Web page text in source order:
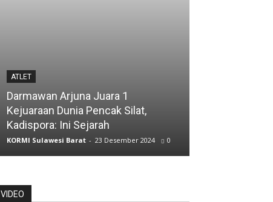
ATLET
Darmawan Arjuna Juara 1
Kejuaraan Dunia Pencak Silat,
Kadispora: Ini Sejarah
KORMI Sulawesi Barat - 23 Desember 2024 0
VIDEO